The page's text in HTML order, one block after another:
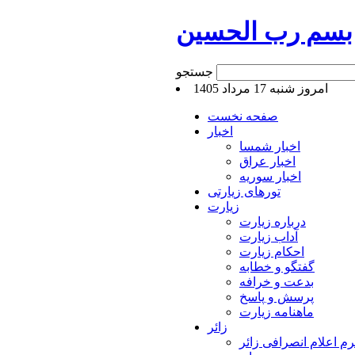
بسم رب الحسین
امروز شنبه 17 مرداد 1405
صفحه نخست
اخبار
اخبار شمسا
اخبار عراق
اخبار سوریه
تورهای زیارتی
زیارت
درباره زیارت
آداب زیارت
احکام زیارت
گفتگو و خطابه
بدعت و خرافه
پرسش و پاسخ
ماهنامه زیارت
زائر
اعلام انصرافی زائر